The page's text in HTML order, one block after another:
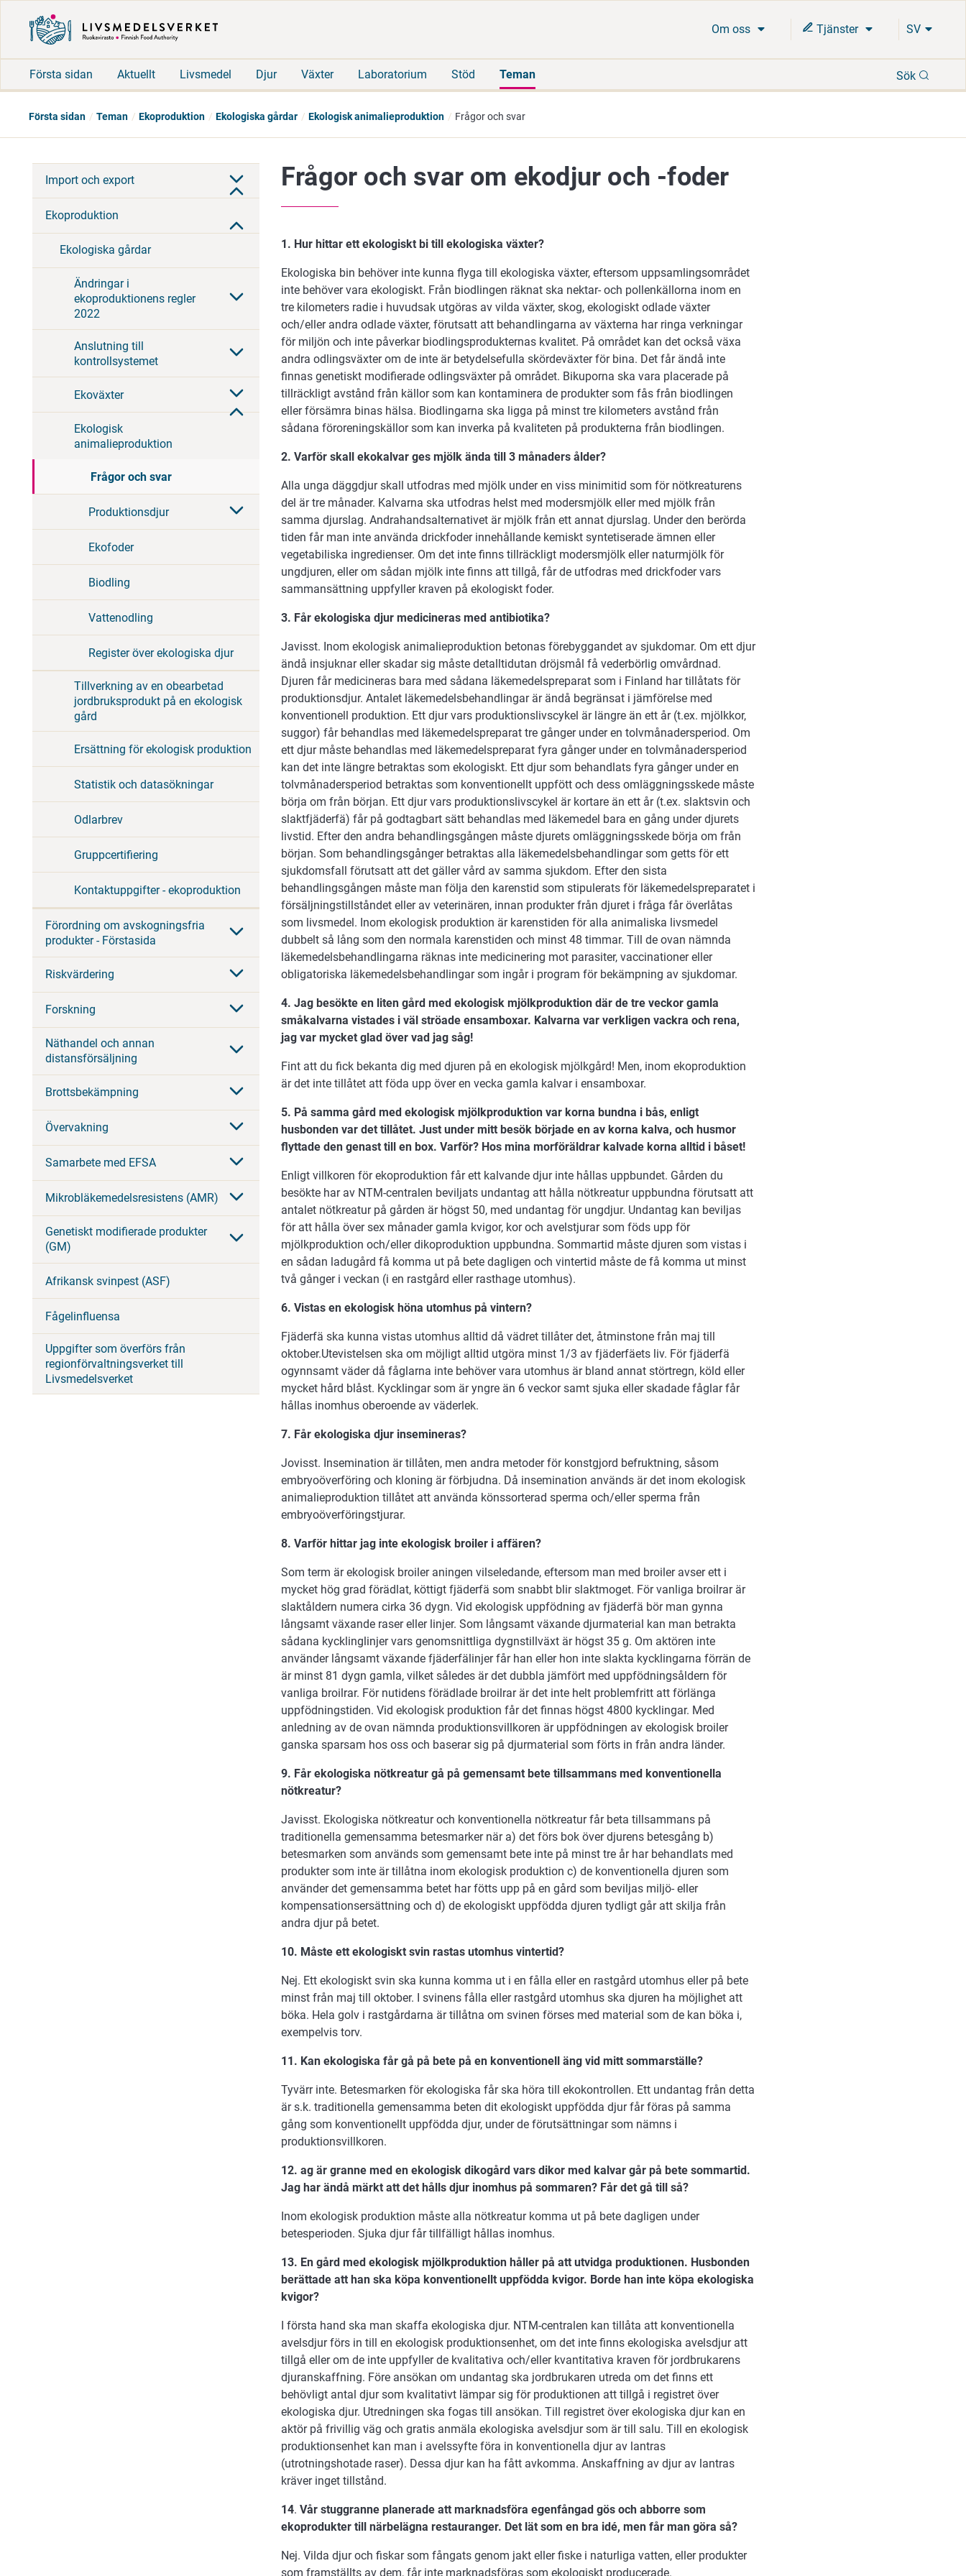
Om oss Tjänster SV
Första sidan Aktuellt Livsmedel Djur Växter Laboratorium Stöd Teman Sök
Första sidan Teman Ekoproduktion Ekologiska gårdar Ekologisk animalieproduktion Frågor och svar
Import och export
Ekoproduktion
Ekologiska gårdar
Ändringar i
ekoproduktionens regler
2022
Anslutning till
kontrollsystemet
Ekoväxter
Ekologisk
animalieproduktion
Frågor och svar
Produktionsdjur
Ekofoder
Biodling
Vattenodling
Register över ekologiska djur
Tillverkning av en obearbetad
jordbruksprodukt på en ekologisk
gård
Ersättning för ekologisk produktion
Statistik och datasökningar
Odlarbrev
Gruppcertifiering
Kontaktuppgifter - ekoproduktion
Förordning om avskogningsfria
produkter - Förstasida
Riskvärdering
Forskning
Näthandel och annan
distansförsäljning
Brottsbekämpning
Övervakning
Samarbete med EFSA
Mikrobläkemedelsresistens (AMR)
Genetiskt modifierade produkter
(GM)
Afrikansk svinpest (ASF)
Fågelinfluensa
Uppgifter som överförs från
regionförvaltningsverket till
Livsmedelsverket
Frågor och svar om ekodjur och -foder
1. Hur hittar ett ekologiskt bi till ekologiska växter?
Ekologiska bin behöver inte kunna flyga till ekologiska växter, eftersom uppsamlingsområdet
inte behöver vara ekologiskt. Från biodlingen räknat ska nektar- och pollenkällorna inom en
tre kilometers radie i huvudsak utgöras av vilda växter, skog, ekologiskt odlade växter
och/eller andra odlade växter, förutsatt att behandlingarna av växterna har ringa verkningar
för miljön och inte påverkar biodlingsprodukternas kvalitet. På området kan det också växa
andra odlingsväxter om de inte är betydelsefulla skördeväxter för bina. Det får ändå inte
finnas genetiskt modifierade odlingsväxter på området. Bikuporna ska vara placerade på
tillräckligt avstånd från källor som kan kontaminera de produkter som fås från biodlingen
eller försämra binas hälsa. Biodlingarna ska ligga på minst tre kilometers avstånd från
sådana föroreningskällor som kan inverka på kvaliteten på produkterna från biodlingen.
2. Varför skall ekokalvar ges mjölk ända till 3 månaders ålder?
Alla unga däggdjur skall utfodras med mjölk under en viss minimitid som för nötkreaturens
del är tre månader. Kalvarna ska utfodras helst med modersmjölk eller med mjölk från
samma djurslag. Andrahandsalternativet är mjölk från ett annat djurslag. Under den berörda
tiden får man inte använda drickfoder innehållande kemiskt syntetiserade ämnen eller
vegetabiliska ingredienser. Om det inte finns tillräckligt modersmjölk eller naturmjölk för
ungdjuren, eller om sådan mjölk inte finns att tillgå, får de utfodras med drickfoder vars
sammansättning uppfyller kraven på ekologiskt foder.
3. Får ekologiska djur medicineras med antibiotika?
Javisst. Inom ekologisk animalieproduktion betonas förebyggandet av sjukdomar. Om ett djur
ändå insjuknar eller skadar sig måste detalltidutan dröjsmål få vederbörlig omvårdnad.
Djuren får medicineras bara med sådana läkemedelspreparat som i Finland har tillåtats för
produktionsdjur. Antalet läkemedelsbehandlingar är ändå begränsat i jämförelse med
konventionell produktion. Ett djur vars produktionslivscykel är längre än ett år (t.ex. mjölkkor,
suggor) får behandlas med läkemedelspreparat tre gånger under en tolvmånadersperiod. Om
ett djur måste behandlas med läkemedelspreparat fyra gånger under en tolvmånadersperiod
kan det inte längre betraktas som ekologiskt. Ett djur som behandlats fyra gånger under en
tolvmånadersperiod betraktas som konventionellt uppfött och dess omläggningsskede måste
börja om från början. Ett djur vars produktionslivscykel är kortare än ett år (t.ex. slaktsvin och
slaktfjäderfä) får på godtagbart sätt behandlas med läkemedel bara en gång under djurets
livstid. Efter den andra behandlingsgången måste djurets omläggningsskede börja om från
början. Som behandlingsgånger betraktas alla läkemedelsbehandlingar som getts för ett
sjukdomsfall förutsatt att det gäller vård av samma sjukdom. Efter den sista
behandlingsgången måste man följa den karenstid som stipulerats för läkemedelspreparatet i
försäljningstillståndet eller av veterinären, innan produkter från djuret i fråga får överlåtas
som livsmedel. Inom ekologisk produktion är karenstiden för alla animaliska livsmedel
dubbelt så lång som den normala karenstiden och minst 48 timmar. Till de ovan nämnda
läkemedelsbehandlingarna räknas inte medicinering mot parasiter, vaccinationer eller
obligatoriska läkemedelsbehandlingar som ingår i program för bekämpning av sjukdomar.
4. Jag besökte en liten gård med ekologisk mjölkproduktion där de tre veckor gamla
småkalvarna vistades i väl ströade ensamboxar. Kalvarna var verkligen vackra och rena,
jag var mycket glad över vad jag såg!
Fint att du fick bekanta dig med djuren på en ekologisk mjölkgård! Men, inom ekoproduktion
är det inte tillåtet att föda upp över en vecka gamla kalvar i ensamboxar.
5. På samma gård med ekologisk mjölkproduktion var korna bundna i bås, enligt
husbonden var det tillåtet. Just under mitt besök började en av korna kalva, och husmor
flyttade den genast till en box. Varför? Hos mina morföräldrar kalvade korna alltid i båset!
Enligt villkoren för ekoproduktion får ett kalvande djur inte hållas uppbundet. Gården du
besökte har av NTM-centralen beviljats undantag att hålla nötkreatur uppbundna förutsatt att
antalet nötkreatur på gården är högst 50, med undantag för ungdjur. Undantag kan beviljas
för att hålla över sex månader gamla kvigor, kor och avelstjurar som föds upp för
mjölkproduktion och/eller dikoproduktion uppbundna. Sommartid måste djuren som vistas i
en sådan ladugård få komma ut på bete dagligen och vintertid måste de få komma ut minst
två gånger i veckan (i en rastgård eller rasthage utomhus).
6. Vistas en ekologisk höna utomhus på vintern?
Fjäderfä ska kunna vistas utomhus alltid då vädret tillåter det, åtminstone från maj till
oktober.Utevistelsen ska om möjligt alltid utgöra minst 1/3 av fjäderfäets liv. För fjäderfä
ogynnsamt väder då fåglarna inte behöver vara utomhus är bland annat störtregn, köld eller
mycket hård blåst. Kycklingar som är yngre än 6 veckor samt sjuka eller skadade fåglar får
hållas inomhus oberoende av väderlek.
7. Får ekologiska djur insemineras?
Jovisst. Insemination är tillåten, men andra metoder för konstgjord befruktning, såsom
embryoöverföring och kloning är förbjudna. Då insemination används är det inom ekologisk
animalieproduktion tillåtet att använda könssorterad sperma och/eller sperma från
embryoöverföringstjurar.
8. Varför hittar jag inte ekologisk broiler i affären?
Som term är ekologisk broiler aningen vilseledande, eftersom man med broiler avser ett i
mycket hög grad förädlat, köttigt fjäderfä som snabbt blir slaktmoget. För vanliga broilrar är
slaktåldern numera cirka 36 dygn. Vid ekologisk uppfödning av fjäderfä bör man gynna
långsamt växande raser eller linjer. Som långsamt växande djurmaterial kan man betrakta
sådana kycklinglinjer vars genomsnittliga dygnstillväxt är högst 35 g. Om aktören inte
använder långsamt växande fjäderfälinjer får han eller hon inte slakta kycklingarna förrän de
är minst 81 dygn gamla, vilket således är det dubbla jämfört med uppfödningsåldern för
vanliga broilrar. För nutidens förädlade broilrar är det inte helt problemfritt att förlänga
uppfödningstiden. Vid ekologisk produktion får det finnas högst 4800 kycklingar. Med
anledning av de ovan nämnda produktionsvillkoren är uppfödningen av ekologisk broiler
ganska sparsam hos oss och baserar sig på djurmaterial som förts in från andra länder.
9. Får ekologiska nötkreatur gå på gemensamt bete tillsammans med konventionella
nötkreatur?
Javisst. Ekologiska nötkreatur och konventionella nötkreatur får beta tillsammans på
traditionella gemensamma betesmarker när a) det förs bok över djurens betesgång b)
betesmarken som används som gemensamt bete inte på minst tre år har behandlats med
produkter som inte är tillåtna inom ekologisk produktion c) de konventionella djuren som
använder det gemensamma betet har fötts upp på en gård som beviljas miljö- eller
kompensationsersättning och d) de ekologiskt uppfödda djuren tydligt går att skilja från
andra djur på betet.
10. Måste ett ekologiskt svin rastas utomhus vintertid?
Nej. Ett ekologiskt svin ska kunna komma ut i en fålla eller en rastgård utomhus eller på bete
minst från maj till oktober. I svinens fålla eller rastgård utomhus ska djuren ha möjlighet att
böka. Hela golv i rastgårdarna är tillåtna om svinen förses med material som de kan böka i,
exempelvis torv.
11. Kan ekologiska får gå på bete på en konventionell äng vid mitt sommarställe?
Tyvärr inte. Betesmarken för ekologiska får ska höra till ekokontrollen. Ett undantag från detta
är s.k. traditionella gemensamma beten dit ekologiskt uppfödda djur får föras på samma
gång som konventionellt uppfödda djur, under de förutsättningar som nämns i
produktionsvillkoren.
12. ag är granne med en ekologisk dikogård vars dikor med kalvar går på bete sommartid.
Jag har ändå märkt att det hålls djur inomhus på sommaren? Får det gå till så?
Inom ekologisk produktion måste alla nötkreatur komma ut på bete dagligen under
betesperioden. Sjuka djur får tillfälligt hållas inomhus.
13. En gård med ekologisk mjölkproduktion håller på att utvidga produktionen. Husbonden
berättade att han ska köpa konventionellt uppfödda kvigor. Borde han inte köpa ekologiska
kvigor?
I första hand ska man skaffa ekologiska djur. NTM-centralen kan tillåta att konventionella
avelsdjur förs in till en ekologisk produktionsenhet, om det inte finns ekologiska avelsdjur att
tillgå eller om de inte uppfyller de kvalitativa och/eller kvantitativa kraven för jordbrukarens
djuranskaffning. Före ansökan om undantag ska jordbrukaren utreda om det finns ett
behövligt antal djur som kvalitativt lämpar sig för produktionen att tillgå i registret över
ekologiska djur. Utredningen ska fogas till ansökan. Till registret över ekologiska djur kan en
aktör på frivillig väg och gratis anmäla ekologiska avelsdjur som är till salu. Till en ekologisk
produktionsenhet kan man i avelssyfte föra in konventionella djur av lantras
(utrotningshotade raser). Dessa djur kan ha fått avkomma. Anskaffning av djur av lantras
kräver inget tillstånd.
14. Vår stuggranne planerade att marknadsföra egenfångad gös och abborre som
ekoprodukter till närbelägna restauranger. Det lät som en bra idé, men får man göra så?
Nej. Vilda djur och fiskar som fångats genom jakt eller fiske i naturliga vatten, eller produkter
som framställts av dem, får inte marknadsföras som ekologiskt producerade.